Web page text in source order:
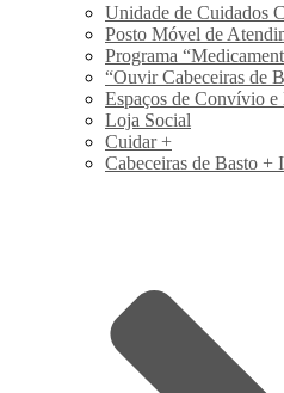
Unidade de Cuidados
Posto Móvel de
Programa
“Ouvir Cabeceiras de
Espaços de Convívio e
Loja Social
Cuidar +
Cabeceiras de Basto +